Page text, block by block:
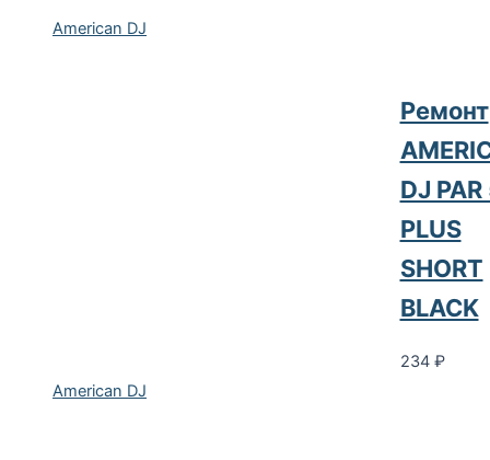
American DJ
American DJ
Ремонт
DJ
PLUS
SHORT
BLACK
234 ₽